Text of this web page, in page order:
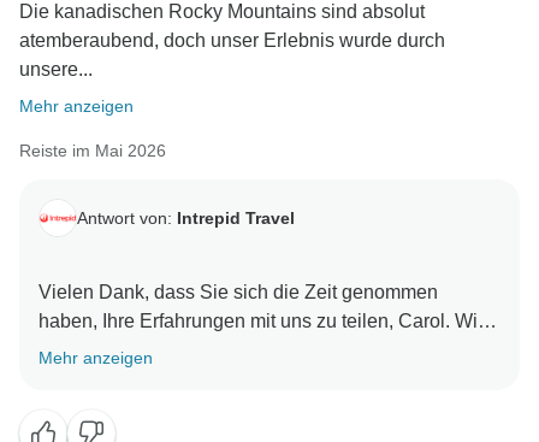
Erfahrungen besser nachzuvollziehen und Ihre
Die kanadischen Rocky Mountains sind absolut
atemberaubend, doch unser Erlebnis wurde durch
unsere...
Mehr anzeigen
Reiste im Mai 2026
Antwort von: Intrepid Travel
Vielen Dank, dass Sie sich die Zeit genommen
haben, Ihre Erfahrungen mit uns zu teilen, Carol. Wir
freuen uns zwar zu hören, dass Sie die kanadischen
sehr, dass Ihre Erfahrungen mit Ihrem Reiseleiter so
Mehr anzeigen